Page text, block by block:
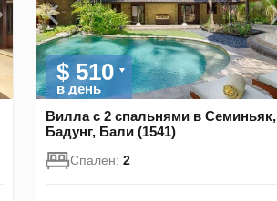
$ 510
в день
Вилла с 2 спальнями в Семиньяк,
Бадунг, Бали (1541)
Спален: 2